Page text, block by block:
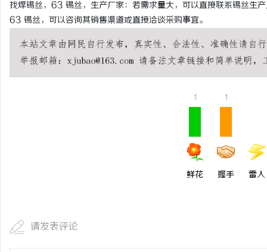
找焊锡丝，63 锡丝，生产厂家：若需求量大，可以直接联系锡丝生
63 锡丝，可以咨询其销售渠道或直接洽谈采购事宜。
1
鲜花
1
握手 雷人
请发表评论